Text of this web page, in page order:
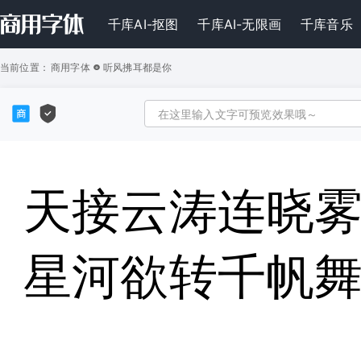
千库AI-抠图 千库AI-无限画 千库音乐
当前位置： 商用字体 听风拂耳都是你
天接云涛连晓
星河欲转千帆